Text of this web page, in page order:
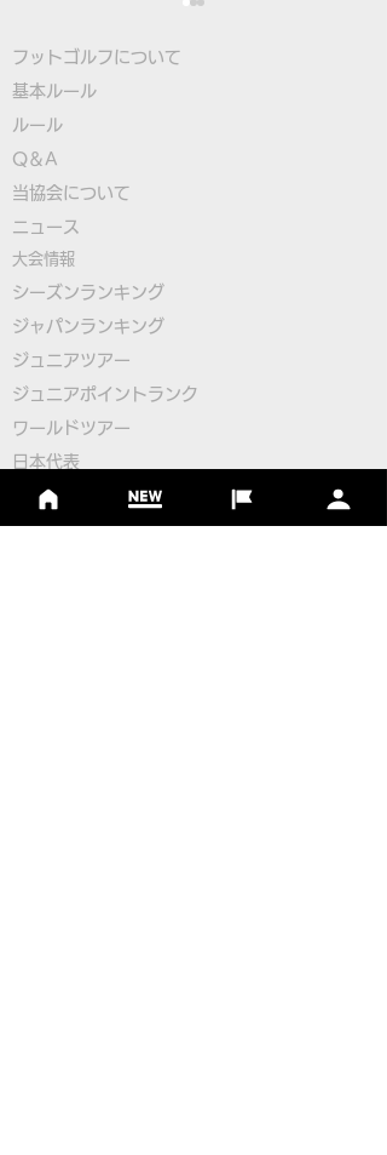
本物のサッカーボールを
ームアプリ
「FOOTGOLF PUTT
CHALLENGE」誕生！
フットゴルフについて
基本ルール
ルール
Q＆A
​当協会について
​ニュース
大会情報
シーズンランキング
ジャパンランキング
ジュニアツアー
ジュニアポイントランク
​ワールドツアー
​​日本代表
公認コース
​その他のコース